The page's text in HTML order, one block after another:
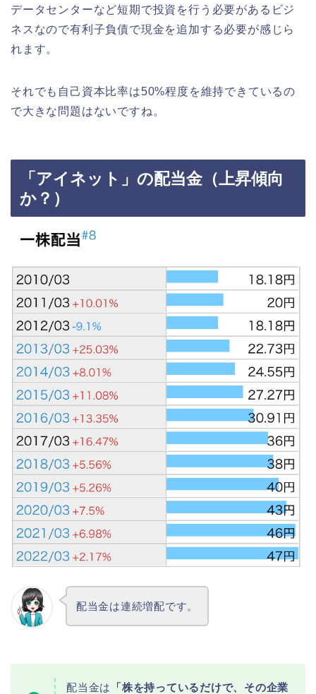
データセンターなど短期で投資を行う必要があるビジ
ネスなので有利子負債で現金を追加する必要が感じら
れます。
それでも自己資本比率は50%程度を維持できているの
で大きな問題はないですね。
「アイネット」の配当金（上昇傾向
か？）
配当金は連続増配です。
配当金は
「株を持っているだけで、その企業